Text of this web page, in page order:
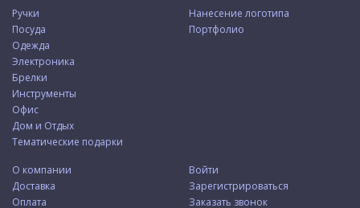
Ручки
Посуда
Одежда
Электроника
Брелки
Инструменты
Офис
Дом и Отдых
Тематические подарки
Нанесение логотипа
Портфолио
О компании
Доставка
Оплата
Войти
Зарегистрироваться
Заказать звонок